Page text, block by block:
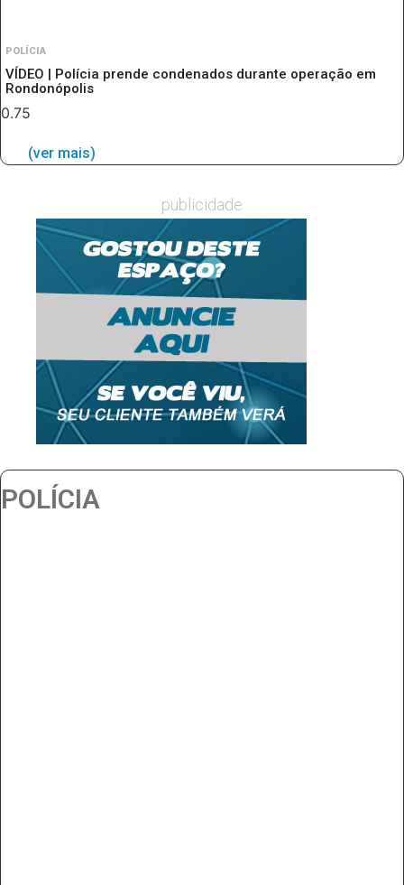
POLÍCIA
VÍDEO | Polícia prende condenados durante operação em
Rondonópolis
(ver mais)
publicidade
POLÍCIA